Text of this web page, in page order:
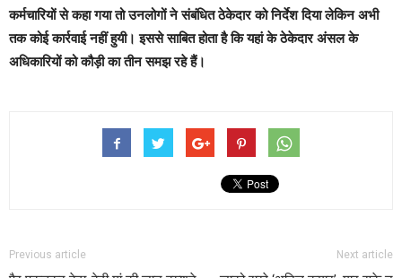
कर्मचारियों से कहा गया तो उनलोगों ने संबंधित ठेकेदार को निर्देश दिया लेकिन अभी
तक कोई कार्रवाई नहीं हुयी। इससे साबित होता है कि यहां के ठेकेदार अंसल के
अधिकारियों को कौड़ी का तीन समझ रहे हैं।
Previous article Next article